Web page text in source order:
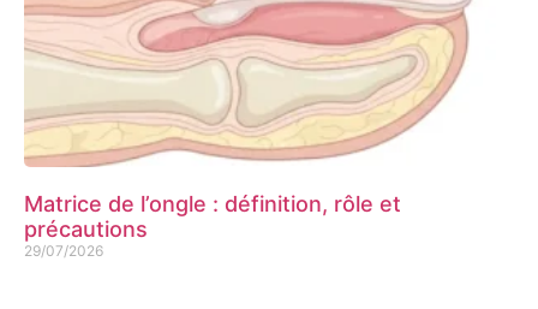
Matrice de l’ongle : définition, rôle et
précautions
29/07/2026